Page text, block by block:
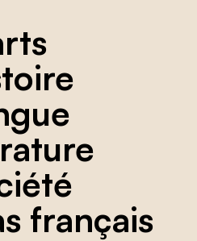
français